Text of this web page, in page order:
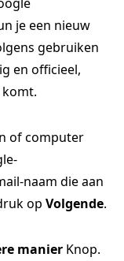
je een nieuw
gebruiken
en officieel,
of computer
naam die aan
op Volgende.
manier Knop.